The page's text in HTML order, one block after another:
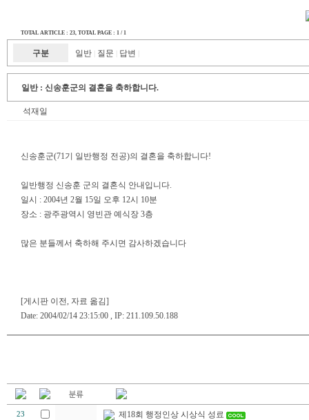
TOTAL ARTICLE : 23, TOTAL PAGE : 1 / 1
구분 일반 질문 답변
일반 : 신송훈군의 결혼을 축하합니다.
석재일
신송훈군(71기 일반행정 전공)의 결혼을 축하합니다!
일반행정 신송훈 군의 결혼식 안내입니다.
일시 : 2004년 2월 15일 오후 12시 10분
장소 : 광주광역시 영빈관 예식장 3층
많은 분들께서 축하해 주시면 감사하겠습니다
[게시판 이전, 자료 옮김]
Date: 2004/02/14 23:15:00 , IP: 211.109.50.188
23 제18회 행정인상 시상식 성료